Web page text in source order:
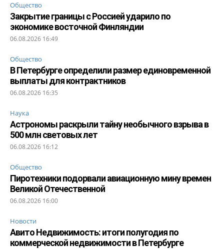
Общество
Закрытие границы с Россией ударило по
экономике восточной Финляндии
06.08.2026 16:49
Общество
В Петербурге определили размер единовременной
выплаты для контрактников
06.08.2026 16:35
Наука
Астрономы раскрыли тайну необычного взрыва в
500 млн световых лет
06.08.2026 16:12
Общество
Пиротехники подорвали авиационную мину времен
Великой Отечественной
06.08.2026 16:00
Новости
Авито Недвижимость: итоги полугодия по
коммерческой недвижимости в Петербурге